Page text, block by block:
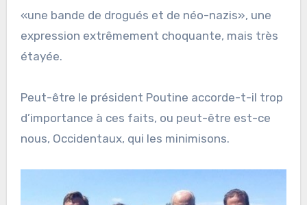
«une bande de drogués et de néo-nazis», une
expression extrêmement choquante, mais très
étayée.
Peut-être le président Poutine accorde-t-il trop
d’importance à ces faits, ou peut-être est-ce
nous, Occidentaux, qui les minimisons.